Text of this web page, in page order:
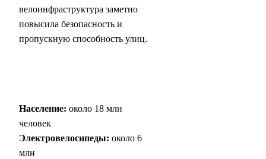
велоинфраструктура заметно
повысила безопасность и
пропускную способность улиц.
Население: около 18 млн
человек
Электровелосипеды: около 6
млн